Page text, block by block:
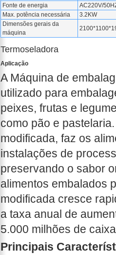
Fonte de energia
AC220V/
Max. potência necessária
3.2KW
Dimensões gerais da
máquina
Termoseladora
Aplicação
A Máquina de
utilizado para
peixes, frutas e
como pão e
modificada, faz os
instalações de
preservando o sabor
alimentos embalados
modificada cresce
a taxa anual de
5.000 milhões de
Principais